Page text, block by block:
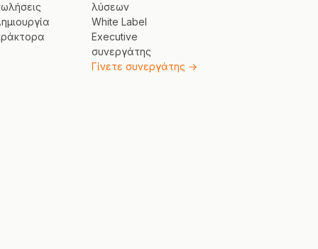
λύσεων
White Label
Executive
συνεργάτης
Γίνετε συνεργάτης →